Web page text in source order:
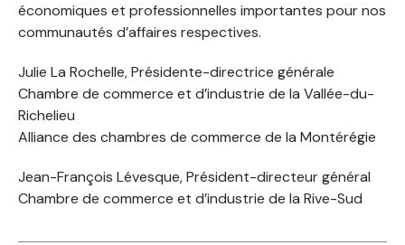
économiques et professionnelles importantes pour nos
communautés d’affaires respectives.
Julie La Rochelle, Présidente-directrice générale
Chambre de commerce et d’industrie de la Vallée-du-
Richelieu
Alliance des chambres de commerce de la Montérégie
Jean-François Lévesque, Président-directeur général
Chambre de commerce et d’industrie de la Rive-Sud